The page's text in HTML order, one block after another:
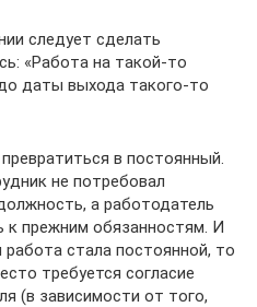
следует сделать
«Работа на такой-то
даты выхода такого-то
в постоянный.
не потребовал
а работодатель
к прежним обязанностям. И
работа стала постоянной, то
требуется согласие
(в зависимости от того,